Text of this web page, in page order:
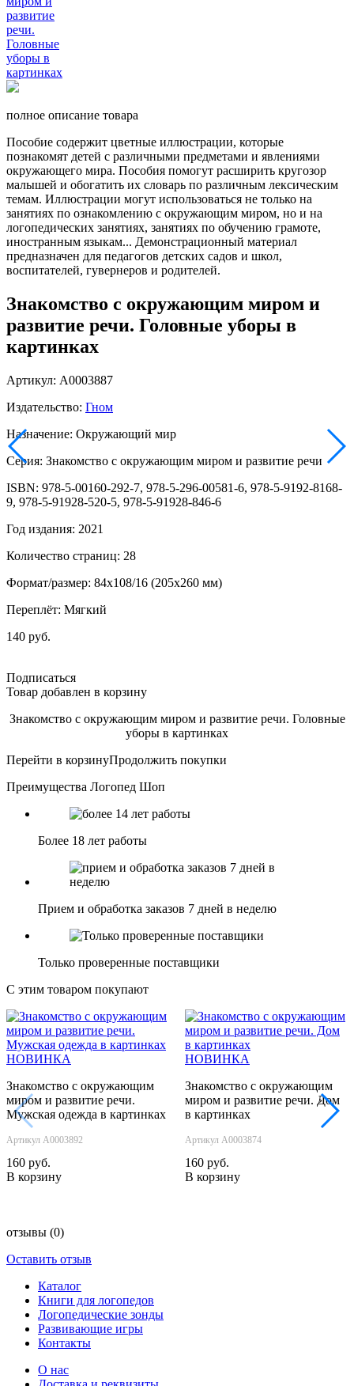
полное описание товара
Пособие содержит цветные иллюстрации, которые
познакомят детей с различными предметами и явлениями
окружающего мира. Пособия помогут расширить кругозор
малышей и обогатить их словарь по различным лексическим
темам. Иллюстрации могут использоваться не только на
занятиях по ознакомлению с окружающим миром, но и на
логопедических занятиях, занятиях по обучению грамоте,
иностранным языкам... Демонстрационный материал
предназначен для педагогов детских садов и школ,
воспитателей, гувернеров и родителей.
Знакомство с окружающим миром и
развитие речи. Головные уборы в
картинках
Артикул: А0003887
Издательство: Гном
Назначение: Окружающий мир
Серия: Знакомство с окружающим миром и развитие речи
ISBN: 978-5-00160-292-7, 978-5-296-00581-6, 978-5-9192-8168-
9, 978-5-91928-520-5, 978-5-91928-846-6
Год издания: 2021
Количество страниц: 28
Формат/размер: 84x108/16 (205x260 мм)
Переплёт: Мягкий
140 руб.
Подписаться
Товар добавлен в корзину
Знакомство с окружающим миром и развитие речи. Головные
уборы в картинках
Перейти в корзинуПродолжить покупки
Преимущества Логопед Шоп
Более 18 лет работы
Прием и обработка заказов 7 дней в неделю
Только проверенные поставщики
С этим товаром покупают
НОВИНКА
Знакомство с окружающим
миром и развитие речи.
Мужская одежда в картинках
Артикул А0003892
160 руб.
В корзину
НОВИНКА
Знакомство с окружающим
миром и развитие речи. Дом
в картинках
Артикул А0003874
160 руб.
В корзину
‹ ›
отзывы (0)
Оставить отзыв
Каталог
Книги для логопедов
Логопедические зонды
Развивающие игры
Контакты
О нас